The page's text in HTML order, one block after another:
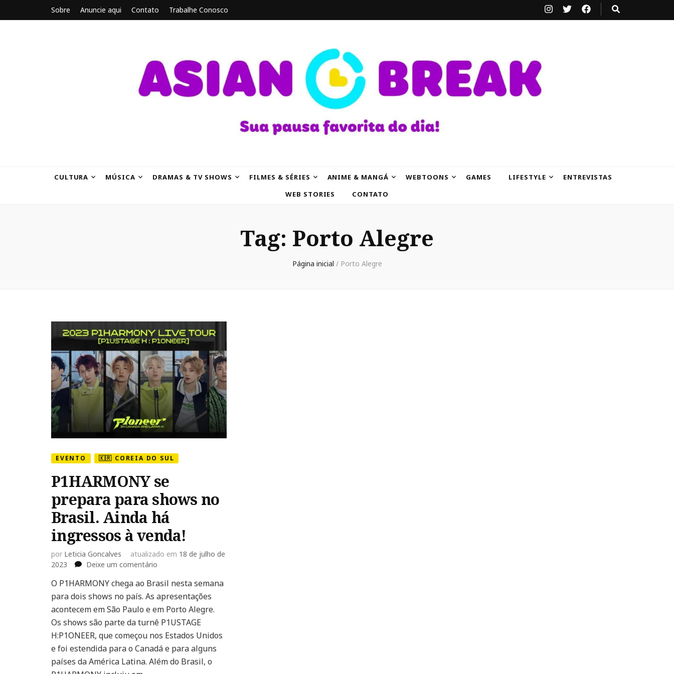
Sobre Anuncie aqui Contato Trabalhe Conosco
CULTURA MÚSICA DRAMAS & TV SHOWS FILMES & SÉRIES ANIME & MANGÁ WEBTOONS GAMES LIFESTYLE
ENTREVISTAS
WEB STORIES
CONTATO
Tag: Porto Alegre
Página inicial / Porto Alegre
EVENTO 🇰🇷 COREIA DO SUL
P1HARMONY se
prepara para shows no
Brasil. Ainda há
ingressos à venda!
por Leticia Goncalves atualizado em 18 de julho de
2023
Deixe um comentário
se
prepara
para
no
Brasil.
Ainda
há
O P1HARMONY chega ao Brasil nesta semana
para dois shows no país. As apresentações
acontecem em São Paulo e em Porto Alegre.
Os shows são parte da turnê P1USTAGE
H:P1ONEER, que começou nos Estados Unidos
e foi estendida para o Canadá e para alguns
países da América Latina. Além do Brasil, o